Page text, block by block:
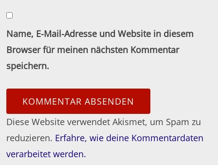
Name, E-Mail-Adresse und Website in diesem
Browser für meinen nächsten Kommentar
speichern.
Diese Website verwendet Akismet, um Spam zu
reduzieren. Erfahre, wie deine Kommentardaten
verarbeitet werden.